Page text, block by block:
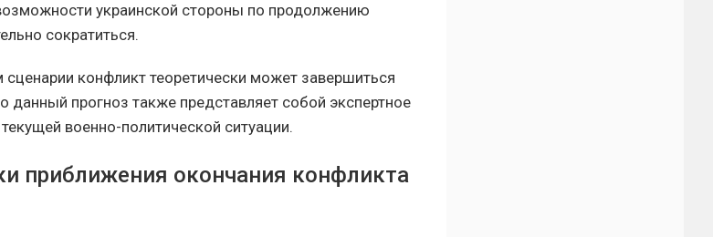
украинской стороны по продолжению
сократиться.
сценарии конфликт теоретически может завершиться
данный прогноз также представляет собой экспертное
военно-политической ситуации.
приближения окончания конфликта